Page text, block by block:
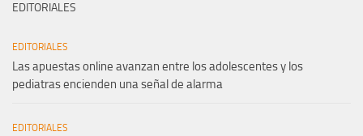
EDITORIALES
EDITORIALES
Las apuestas online avanzan entre los adolescentes y los
pediatras encienden una señal de alarma
EDITORIALES